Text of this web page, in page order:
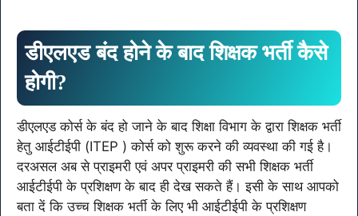
डीएलएड बंद होने के बाद शिक्षक भर्ती कैसे
होगी?
डीएलएड कोर्स के बंद हो जाने के बाद शिक्षा विभाग के द्वारा शिक्षक भर्ती
हेतु आईटीईपी (ITEP ) कोर्स को शुरू करने की व्यवस्था की गई है।
दरअसल अब से प्राइमरी एवं अपर प्राइमरी की सभी शिक्षक भर्ती
आईटीईपी के प्रशिक्षण के बाद ही देख सकते हैं। इसी के साथ आपको
बता दें कि उच्च शिक्षक भर्ती के लिए भी आईटीईपी के प्रशिक्षण